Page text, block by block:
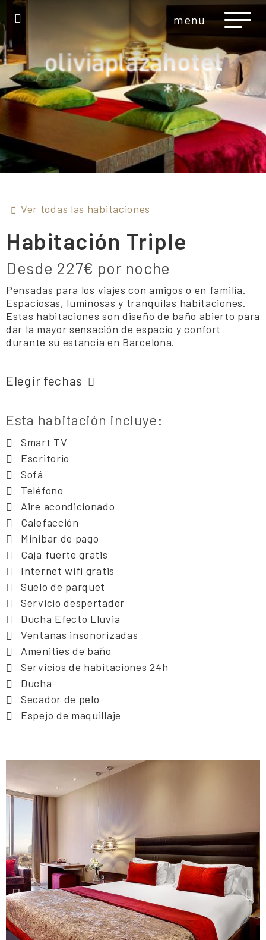
menu
Ver todas las habitaciones
Habitación Triple
Desde 227€ por noche
Pensadas para los viajes con amigos o en familia.
Espaciosas, luminosas y tranquilas habitaciones.
Estas habitaciones son diseño de baño abierto para
dar la mayor sensación de espacio y confort
durante su estancia en Barcelona.
Elegir fechas
Esta habitación incluye:
Smart TV
Escritorio
Sofá
Teléfono
Aire acondicionado
Calefacción
Minibar de pago
Caja fuerte gratis
Internet wifi gratis
Suelo de parquet
Servicio despertador
Ducha Efecto Lluvia
Ventanas insonorizadas
Amenities de baño
Servicios de habitaciones 24h
Ducha
Secador de pelo
Espejo de maquillaje